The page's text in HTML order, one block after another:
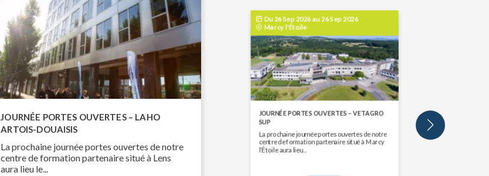
JOURNÉE PORTES OUVERTES – LAHO
ARTOIS-DOUAISIS
La prochaine journée portes ouvertes de notre
centre de formation partenaire situé à Lens
aura lieu le...
Du 26 Sep 2026au 26 Sep 2026
Marcy l'Étoile
JOURNÉE PORTES OUVERTES – VETAGRO
SUP
La prochaine journée portes ouvertes de notre
centre de formation partenaire situé à Marcy
l’Étoile aura lieu...